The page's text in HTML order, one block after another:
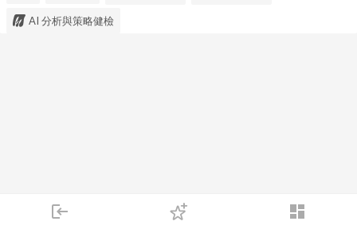
login dashboard
下單
AI 分析與策略健檢